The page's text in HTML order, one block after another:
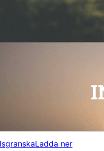
Ladda ner